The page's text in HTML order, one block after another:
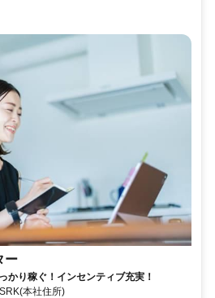
ー
かり稼ぐ！インセンティブ充実！
本社住所)